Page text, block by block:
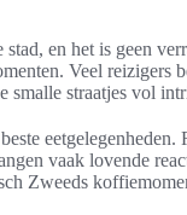
stad, en het is geen
Veel reizigers
straatjes vol
eetgelegenheden.
vaak lovende
Zweeds